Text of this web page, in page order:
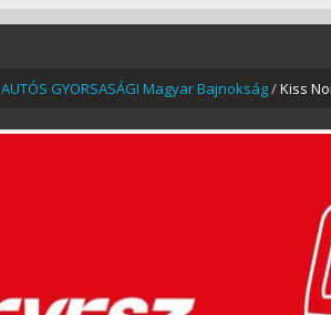
AUTÓS GYORSASÁGI Magyar Bajnokság/Kiss